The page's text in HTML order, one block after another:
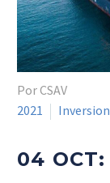
Por CSAV
2021
04 OCT: